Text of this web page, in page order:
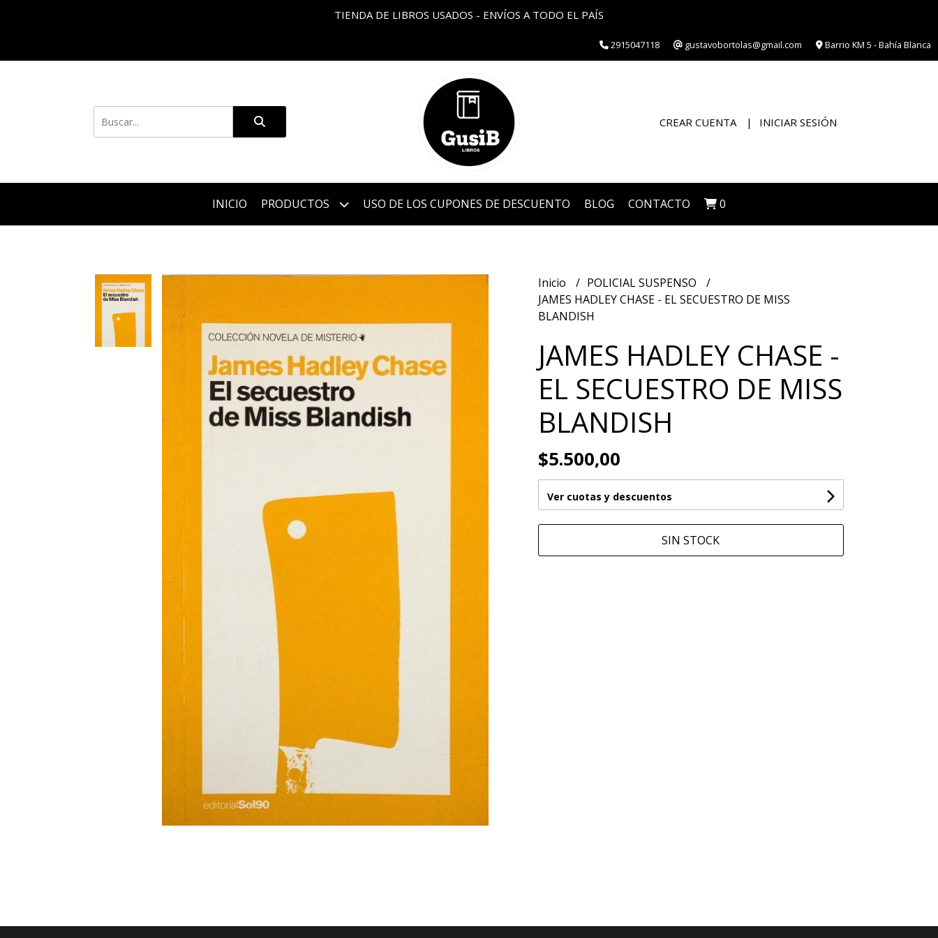
TIENDA DE LIBROS USADOS - ENVÍOS A TODO EL PAÍS
2915047118 gustavobortolas@gmail.com Barrio KM 5 - Bahía Blanca
CREAR CUENTA INICIAR SESIÓN
INICIO PRODUCTOS USO DE LOS CUPONES DE DESCUENTO BLOG CONTACTO 0
Inicio
POLICIAL SUSPENSO
JAMES HADLEY CHASE - EL SECUESTRO DE MISS
BLANDISH
JAMES HADLEY CHASE -
EL SECUESTRO DE MISS
BLANDISH
$5.500,00
Ver cuotas y descuentos
SIN STOCK